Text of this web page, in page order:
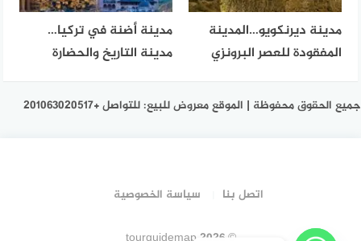
مدينة ديرنكويو…المدينة
المفقودة للعصر البرونزي
مدينة أضنة في تركيا…
مدينة التاريخ والحضارة
جميع الحقوق محفوظة | الموقع معروض للبيع: للتواصل +201063020517
اتصل بنا سياسة الخصوصية